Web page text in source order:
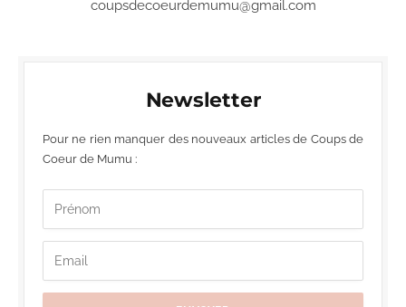
coupsdecoeurdemumu@gmail.com
Newsletter
Pour ne rien manquer des nouveaux articles de Coups de
Coeur de Mumu :